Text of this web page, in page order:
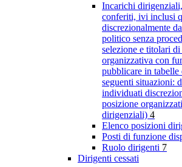
Incarichi
conferiti, ivi inclusi
discrezionalmente
politico senza
selezione e titolari
organizzativa con
pubblicare in tabelle
seguenti situazioni:
individuati
posizione
dirigenziali) 4
Elenco posizioni
Posti di funzione
Ruolo dirigenti 7
Dirigenti cessati